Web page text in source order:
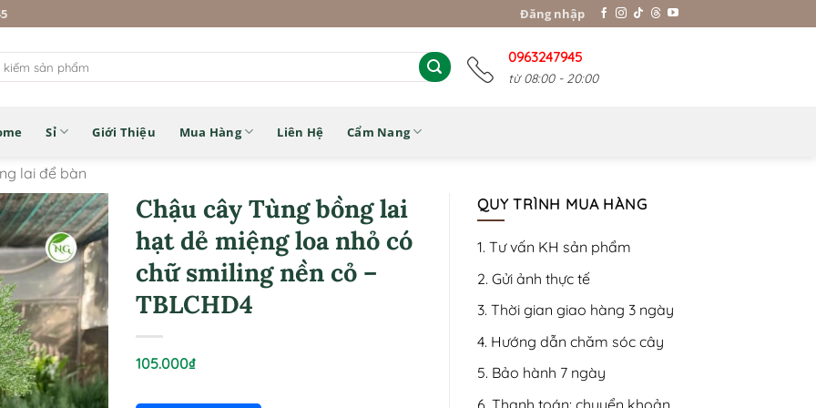
Đăng nhập
0963247945
từ 08:00 - 20:00
Sỉ Giới Thiệu Mua Hàng Liên Hệ Cẩm Nang
lai để bàn
Chậu cây Tùng bồng lai
hạt dẻ miệng loa nhỏ có
chữ smiling nền cỏ –
TBLCHD4
105.000₫
QUY TRÌNH MUA HÀNG
1. Tư vấn KH sản phẩm
2. Gửi ảnh thực tế
3. Thời gian giao hàng 3 ngày
4. Hướng dẫn chăm sóc cây
5. Bảo hành 7 ngày
6. Thanh toán: chuyển khoản,